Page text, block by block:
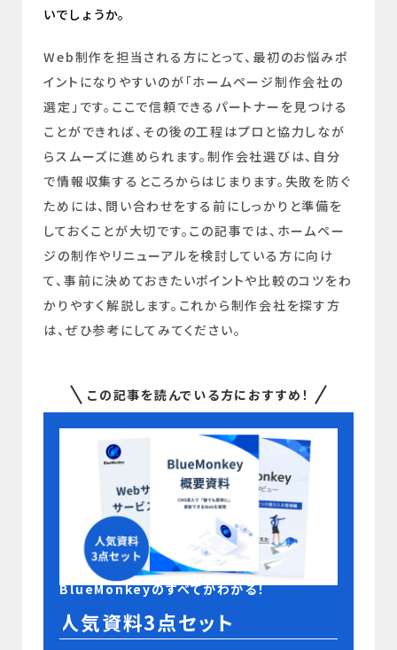
いでしょうか。
Web制作を担当される方にとって、最初のお悩みポ
イントになりやすいのが「ホームページ制作会社の
選定」です。ここで信頼できるパートナーを見つける
ことができれば、その後の工程はプロと協力しなが
らスムーズに進められます。制作会社選びは、自分
で情報収集するところからはじまります。失敗を防ぐ
ためには、問い合わせをする前にしっかりと準備を
しておくことが大切です。この記事では、ホームペー
ジの制作やリニューアルを検討している方に向け
て、事前に決めておきたいポイントや比較のコツをわ
かりやすく解説します。これから制作会社を探す方
は、ぜひ参考にしてみてください。
この記事を読んでいる方におすすめ！
BlueMonkeyのすべてがわかる！
人気資料3点セット